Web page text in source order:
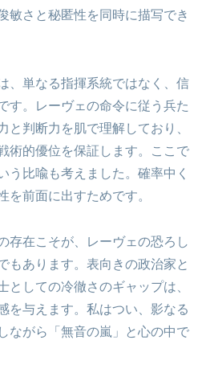
敏さと秘匿性を同時に描写でき
、単なる指揮系統ではなく、信
す。レーヴェの命令に従う兵た
と判断力を肌で理解しており、
術的優位を保証します。ここで
う比喩も考えました。確率中く
を前面に出すためです。
存在こそが、レーヴェの恐ろし
もあります。表向きの政治家と
としての冷徹さのギャップは、
を与えます。私はつい、影なる
ながら「無音の嵐」と心の中で